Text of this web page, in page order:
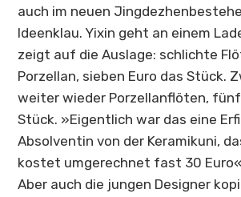
auch im neuen Jingdezhen
Ideenklau. Yixin geht an einem
zeigt auf die Auslage: schlichte
Porzellan, sieben Euro das Stück.
weiter wieder Porzellanflöten, fünf
Stück. »Eigentlich war das eine
Absolventin von der Keramikuni,
kostet umgerechnet fast 30
Aber auch die jungen Designer